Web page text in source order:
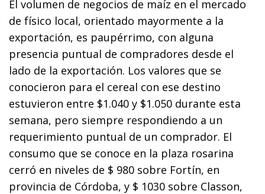
El volumen de negocios de maíz en el mercado
de físico local, orientado mayormente a la
exportación, es paupérrimo, con alguna
presencia puntual de compradores desde el
lado de la exportación. Los valores que se
conocieron para el cereal con ese destino
estuvieron entre $1.040 y $1.050 durante esta
semana, pero siempre respondiendo a un
requerimiento puntual de un comprador. El
consumo que se conoce en la plaza rosarina
cerró en niveles de $ 980 sobre Fortín, en
provincia de Córdoba, y $ 1030 sobre Classon,